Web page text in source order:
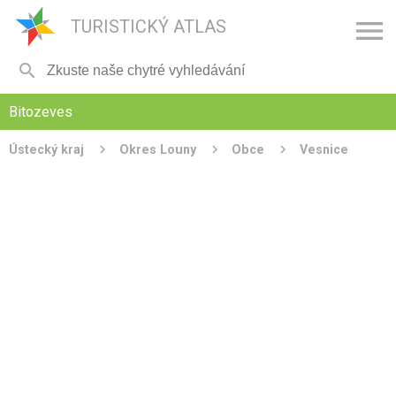
TURISTICKÝ ATLAS 

Bitozeves
Ústecký kraj Okres Louny Obce Vesnice